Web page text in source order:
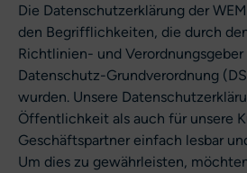
Die Datenschutzerklärung der
den Begrifflichkeiten, die durch
Richtlinien- und Verordnungsgeber
Datenschutz-Grundverordnung
wurden. Unsere
Öffentlichkeit als auch für unsere
Geschäftspartner einfach lesbar
Um dies zu gewährleisten,